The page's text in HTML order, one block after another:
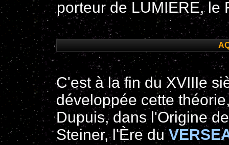
porteur de LUMIERE, le
C'est à la fin du XVIIIe
développée cette
Dupuis, dans l'Origine
Steiner, l'Ère du